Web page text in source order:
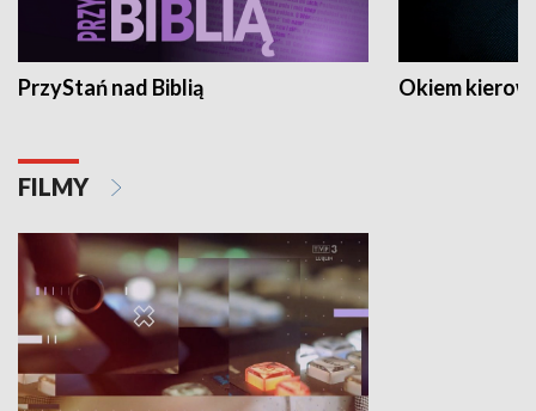
PrzyStań nad Biblią Okiem
FILMY